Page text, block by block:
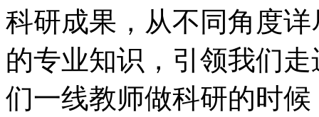
科研成果，从不同角度
的专业知识，引领我们
们一线教师做科研的时